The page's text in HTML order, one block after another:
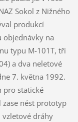
Sokol z Nižného
produkcí
objednávky na
typu M-101T, tři
a dva neletové
7. května 1992.
pro statické
zase nést prototyp
vzletové dráhy